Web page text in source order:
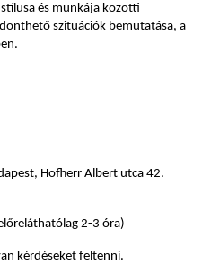
és munkája közötti
szituációk bemutatása, a
Hofherr Albert utca 42.
2-3 óra)
kérdéseket feltenni.